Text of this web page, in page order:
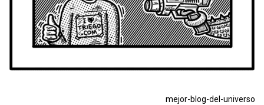
mejor-blog-del-universo